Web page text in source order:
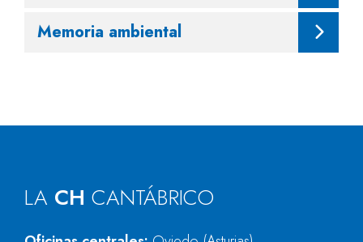
Memoria ambiental
LA CH CANTÁBRICO